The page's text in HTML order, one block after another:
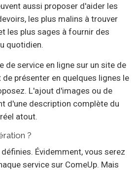
aussi proposer d'aider les
les plus malins à trouver
les plus sages à fournir des
quotidien.
de service en ligne sur un site de
présenter en quelques lignes le
L'ajout d'images ou de
d'une description complète du
atout.
?
Évidemment, vous serez
service sur ComeUp. Mais